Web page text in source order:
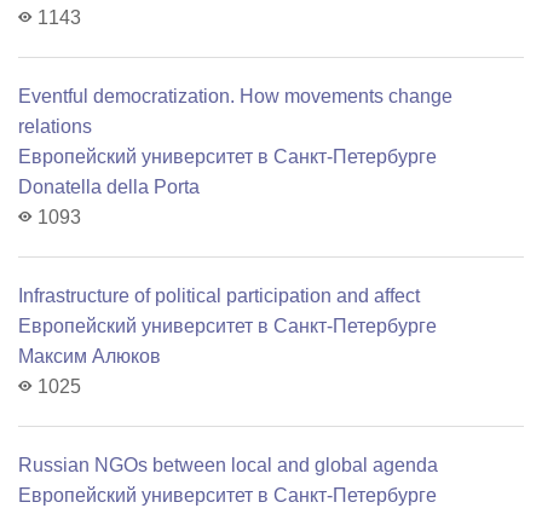
1143
Еventful democratization. How movements change
relations
Европейский университет в Санкт-Петербурге
Donatella della Porta
1093
Infrastructure of political participation and affect
Европейский университет в Санкт-Петербурге
Максим Алюков
1025
Russian NGOs between local and global agenda
Европейский университет в Санкт-Петербурге